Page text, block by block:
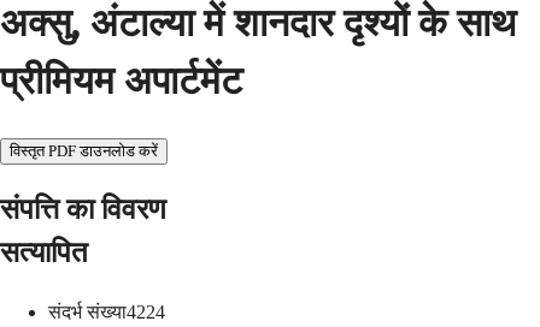
अक्सु, अंटाल्या में शानदार दृश्यों के साथ
प्रीमियम अपार्टमेंट
विस्तृत PDF डाउनलोड करें
संपत्ति का विवरण
सत्यापित
संदर्भ संख्या4224